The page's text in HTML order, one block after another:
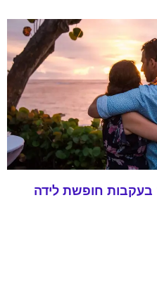
בעקבות חופשת לידה